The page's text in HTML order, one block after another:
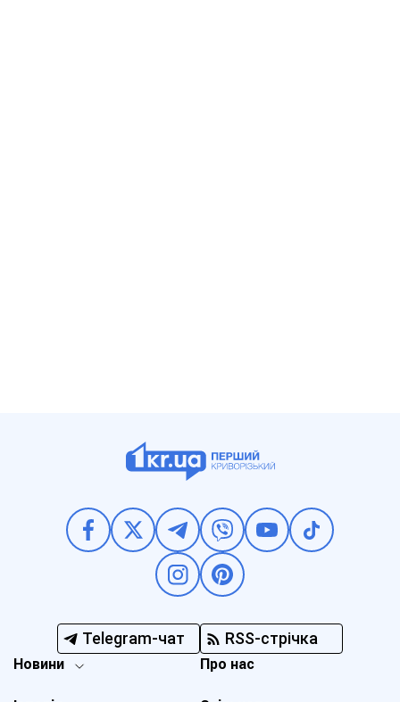
Telegram-чат RSS-стрічка
Новини Про нас